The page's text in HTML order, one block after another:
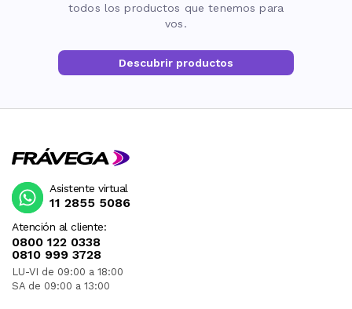
todos los productos que tenemos para
vos.
Descubrir productos
Atención al cliente:
0800 122 0338
0810 999 3728
LU-VI de 09:00 a 18:00
SA de 09:00 a 13:00
Asistente virtual
11 2855 5086